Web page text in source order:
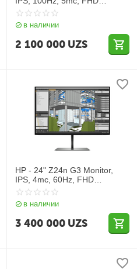
(1920x1080), VGA+HDMI,
Silver Black
в наличии
2 100 000 UZS
HP - 24" Z24n G3 Monitor,
IPS, 4mc, 60Hz, FHD
(1920x1080), HDMI,
DisplayPort, Silver
в наличии
3 400 000 UZS